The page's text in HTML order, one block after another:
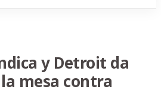
y Detroit da
mesa contra